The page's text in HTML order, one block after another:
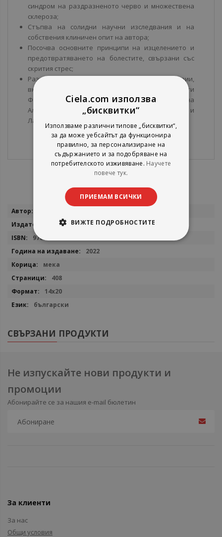
синдром на раздразненото черво и множествена
склероза;
Стъпва на солидни научни изследвания и на
собствения клиничен опит на автора;
Посочва основните принципи на изцелението и
предотвратяването на болестите, свързани със
скрития стрес;
Разказва десетки показателни примери и истории,
включително на личности като Лу Гериг (АЛС), Бети
Форд (рак на гърдата), Роналд Рейгън (болест на
Алцхаймер), Гилда Раднър (рак на яйчниците) и
Ланс Армстронг (рак на тестисите).
Повече
Кибеа
9789544749385
2022
мека
408
14x20
български
СВЪРЗАНИ ПРОДУКТИ
Не изпускайте нови продукти и
промоции
Абонирайте се за нашия e-mail бюлетин
За клиенти
За нас
Общи условия
Ciela.com използва
„бисквитки“
Използваме различни типове „бисквитки“,
за да може уебсайтът да функционира
правилно, за персонализиране на
съдържанието и за подобряване на
потребителското изживяване. Научете
повече тук.
ПРИЕМАМ ВСИЧКИ
ВИЖТЕ ПОДРОБНОСТИТЕ